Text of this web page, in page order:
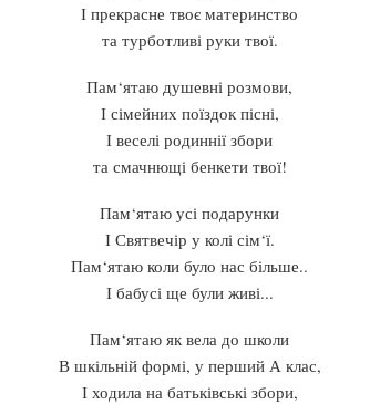
І прекрасне твоє материнство
та турботливі руки твої.
Пам‘ятаю душевні розмови,
І сімейних поїздок пісні,
І веселі родиннії збори
та смачнющі бенкети твої!
Пам‘ятаю усі подарунки
І Святвечір у колі сім‘ї.
Пам‘ятаю коли було нас більше..
І бабусі ще були живі...
Пам‘ятаю як вела до школи
В шкільній формі, у перший А клас,
І ходила на батьківські збори,